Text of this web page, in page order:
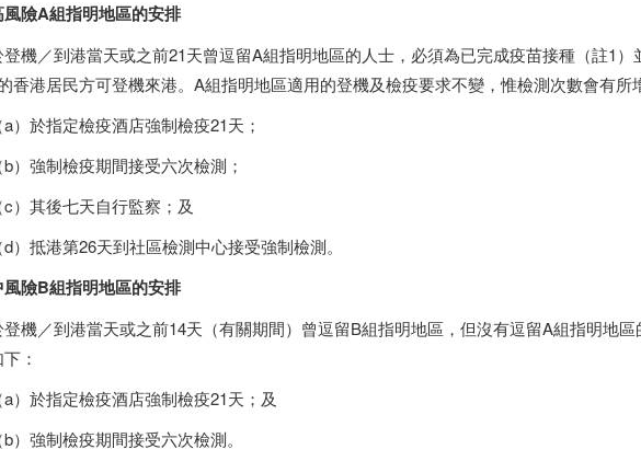
風險A組指明地區的安排
機／到港當天或之前21天曾逗留A組指明地區的人士，必須為已完成疫苗接種（註1）
香港居民方可登機來港。A組指明地區適用的登機及檢疫要求不變，惟檢測次數會有所
）於指定檢疫酒店強制檢疫21天；
）強制檢疫期間接受六次檢測；
）其後七天自行監察；及
）抵港第26天到社區檢測中心接受強制檢測。
風險B組指明地區的安排
機／到港當天或之前14天（有關期間）曾逗留B組指明地區，但沒有逗留A組指明地區
：
）於指定檢疫酒店強制檢疫21天；及
）強制檢疫期間接受六次檢測。